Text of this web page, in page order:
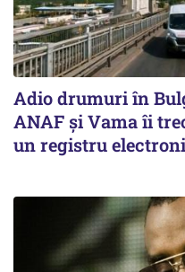
Adio drumuri în
ANAF și Vama îi
un registru